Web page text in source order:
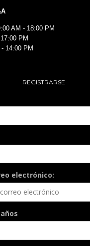
AM - 18:00 PM
PM
14:00 PM
REGISTRARSE
electrónico: